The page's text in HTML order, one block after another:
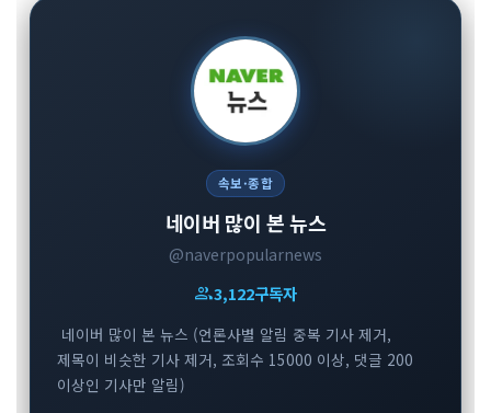
속보·종합
네이버 많이 본 뉴스
@naverpopularnews
group3,122구독자
네이버 많이 본 뉴스 (언론사별 알림 중복 기사 제거,
제목이 비슷한 기사 제거, 조회수 15000 이상, 댓글 200
이상인 기사만 알림)